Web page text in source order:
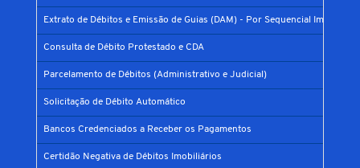
Extrato de Débitos e Emissão de Guias (DAM) - Por Sequencial Imobiliário
Consulta de Débito Protestado e CDA
Parcelamento de Débitos (Administrativo e Judicial)
Solicitação de Débito Automático
Bancos Credenciados a Receber os Pagamentos
Certidão Negativa de Débitos Imobiliários